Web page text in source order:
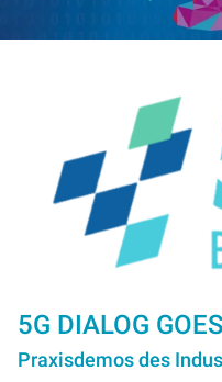
5G DIALOG
Praxisdemos des